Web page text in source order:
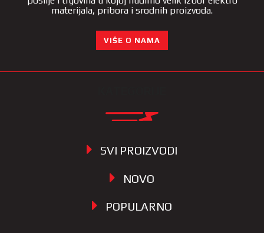
materijala, pribora i srodnih proizvoda.
VIŠE O NAMA
SVI PROIZVODI
NOVO
POPULARNO